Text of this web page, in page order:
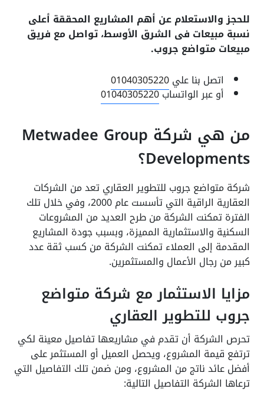
للحجز والاستعلام عن أهم المشاريع المحققة أعلى
نسبة مبيعات فى الشرق الأوسط، تواصل مع فريق
مبيعات متواضع جروب.
اتصل بنا علي01040305220
أو عبر الواتساب01040305220
من هي شركة Metwadee Group
Developments؟
شركة متواضع جروب للتطوير العقاري تعد من الشركات
العقارية الراقية التي تأسست عام 2000، وفي خلال تلك
الفترة تمكنت الشركة من طرح العديد من المشروعات
السكنية والاستثمارية المميزة، وبسبب جودة المشاريع
المقدمة إلى العملاء تمكنت الشركة من كسب ثقة عدد
كبير من رجال الأعمال والمستثمرين.
مزايا الاستثمار مع شركة متواضع
جروب للتطوير العقاري
تحرص الشركة أن تقدم في مشاريعها تفاصيل معينة لكي
ترتفع قيمة المشروع، ويحصل العميل أو المستثمر على
أفضل عائد ناتج من المشروع، ومن ضمن تلك التفاصيل التي
ترعاها الشركة التفاصيل التالية: